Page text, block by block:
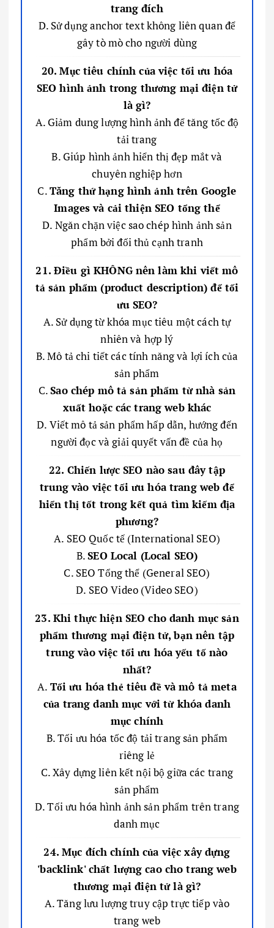
trang đích
D. Sử dụng anchor text không liên quan để
gây tò mò cho người dùng
20. Mục tiêu chính của việc tối ưu hóa
SEO hình ảnh trong thương mại điện tử
là gì?
A. Giảm dung lượng hình ảnh để tăng tốc độ
tải trang
B. Giúp hình ảnh hiển thị đẹp mắt và
chuyên nghiệp hơn
C.Tăng thứ hạng hình ảnh trên Google
Images và cải thiện SEO tổng thể
D. Ngăn chặn việc sao chép hình ảnh sản
phẩm bởi đối thủ cạnh tranh
21. Điều gì KHÔNG nên làm khi viết mô
tả sản phẩm (product description) để tối
ưu SEO?
A. Sử dụng từ khóa mục tiêu một cách tự
nhiên và hợp lý
B. Mô tả chi tiết các tính năng và lợi ích của
sản phẩm
C.Sao chép mô tả sản phẩm từ nhà sản
xuất hoặc các trang web khác
D. Viết mô tả sản phẩm hấp dẫn, hướng đến
người đọc và giải quyết vấn đề của họ
22. Chiến lược SEO nào sau đây tập
trung vào việc tối ưu hóa trang web để
hiển thị tốt trong kết quả tìm kiếm địa
phương?
A. SEO Quốc tế (International SEO)
B.SEO Local (Local SEO)
C. SEO Tổng thể (General SEO)
D. SEO Video (Video SEO)
23. Khi thực hiện SEO cho danh mục sản
phẩm thương mại điện tử, bạn nên tập
trung vào việc tối ưu hóa yếu tố nào
nhất?
A. Tối ưu hóa thẻ tiêu đề và mô tả meta
của trang danh mục với từ khóa danh
mục chính
B. Tối ưu hóa tốc độ tải trang sản phẩm
riêng lẻ
C. Xây dựng liên kết nội bộ giữa các trang
sản phẩm
D. Tối ưu hóa hình ảnh sản phẩm trên trang
danh mục
24. Mục đích chính của việc xây dựng
'backlink' chất lượng cao cho trang web
thương mại điện tử là gì?
A. Tăng lưu lượng truy cập trực tiếp vào
trang web